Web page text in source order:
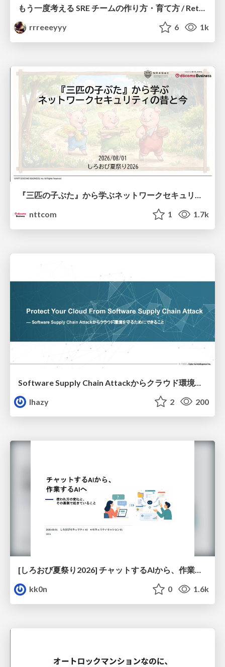
rrreeeyyy
6 1k
『三匹の子ぶた』から学ぶネットワークセキュリティの昔と今 / Network Security: Then and Now Through the Lens of The Three Little Pigs
nttcom
1 1.7k
lhazy
2 200
[しろおび夏祭り2026] チャットするAIから、作業するAIへ - 使われ方の変化と、その裏側で起きていること
kk0n
0 1.6k